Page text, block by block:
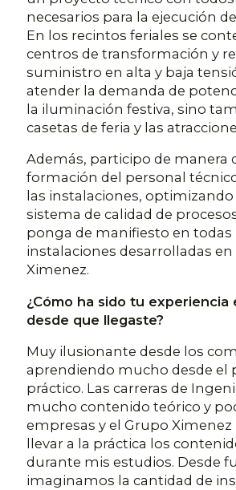
necesarios para la ejecución
En los recintos feriales se
centros de transformación y
suministro en alta y baja
atender la demanda de
la iluminación festiva, sino
casetas de feria y las
Además, participo de manera
formación del personal
las instalaciones,
sistema de calidad de
ponga de manifiesto en todas
instalaciones desarrolladas en
Ximenez.
¿Cómo ha sido tu experiencia
desde que llegaste?
Muy ilusionante desde los
aprendiendo mucho desde el
práctico. Las carreras de
mucho contenido teórico y
empresas y el Grupo
llevar a la práctica los
durante mis estudios. Desde
imaginamos la cantidad de